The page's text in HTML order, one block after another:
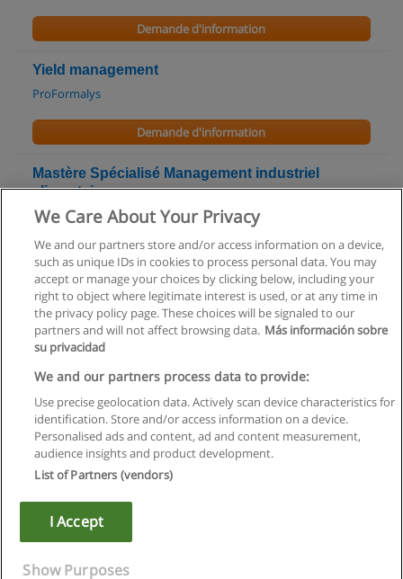
Demande d'information
Yield management
ProFormalys
Demande d'information
Mastère Spécialisé Management industriel
alimentaire
AgroParisTech - Institut des sciences et industries du vivant et
Demande d'information
Règles d'utilisation
Confidentialité des données
Contacter Educaedu
Copyright © Educaedu Business S.L. - CIF : B-95610580: -
We Care About Your Privacy
We and our partners store and/or access information on a device,
such as unique IDs in cookies to process personal data. You may
accept or manage your choices by clicking below, including your
right to object where legitimate interest is used, or at any time in
the privacy policy page. These choices will be signaled to our
partners and will not affect browsing data. Más información sobre
su privacidad
We and our partners process data to provide:
Use precise geolocation data. Actively scan device characteristics for
identification. Store and/or access information on a device.
Personalised ads and content, ad and content measurement,
audience insights and product development.
List of Partners (vendors)
I Accept
Show Purposes